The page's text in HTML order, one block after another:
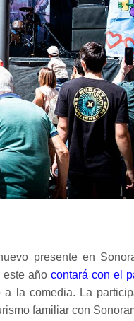
presente en
este año contará con el
la comedia. La
familiar con